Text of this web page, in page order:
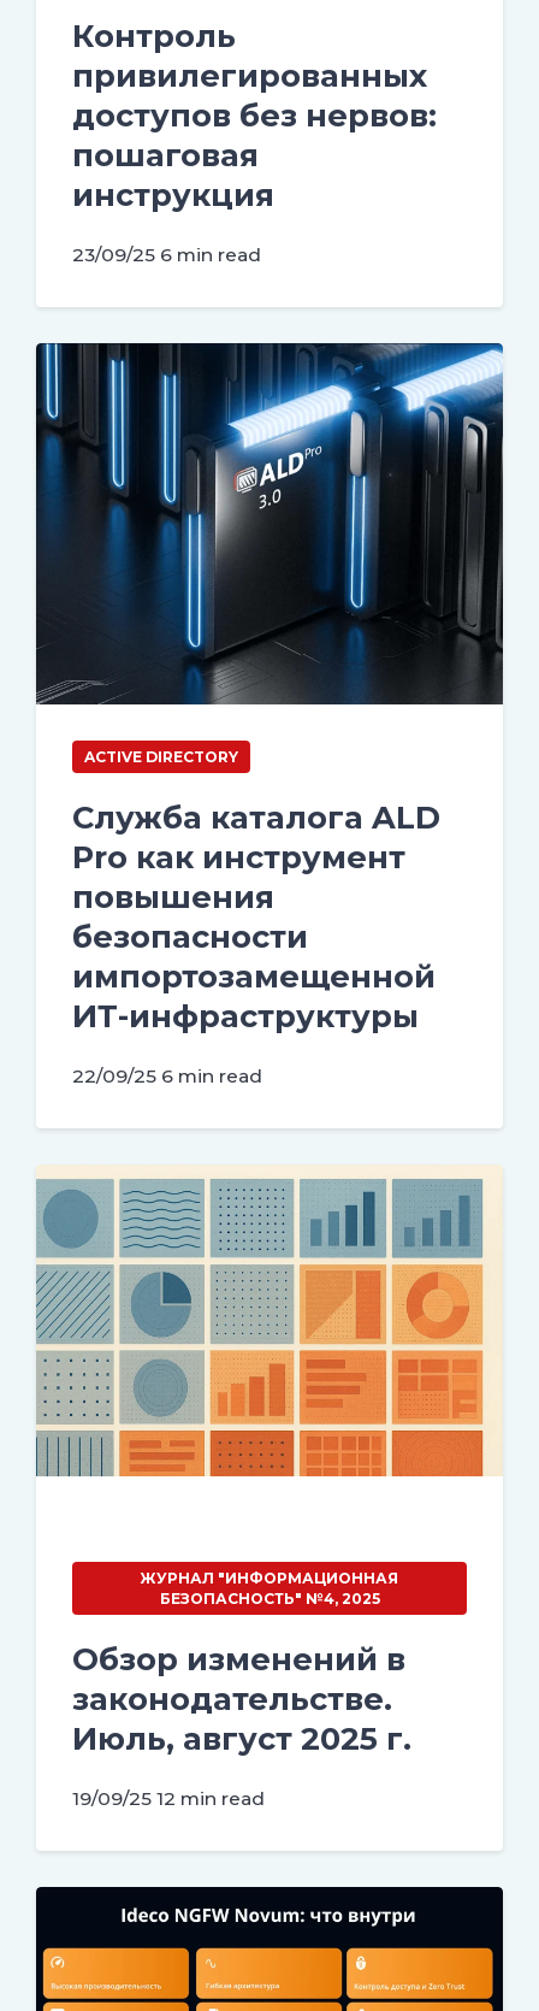
Контроль
привилегированных
доступов без нервов:
пошаговая
инструкция
23/09/25 6 min read
ACTIVE DIRECTORY
Служба каталога ALD
Pro как инструмент
повышения
безопасности
импортозамещенной
ИТ-инфраструктуры
22/09/25 6 min read
ЖУРНАЛ "ИНФОРМАЦИОННАЯ
БЕЗОПАСНОСТЬ" №4, 2025
Обзор изменений в
законодательстве.
Июль, август 2025 г.
19/09/25 12 min read